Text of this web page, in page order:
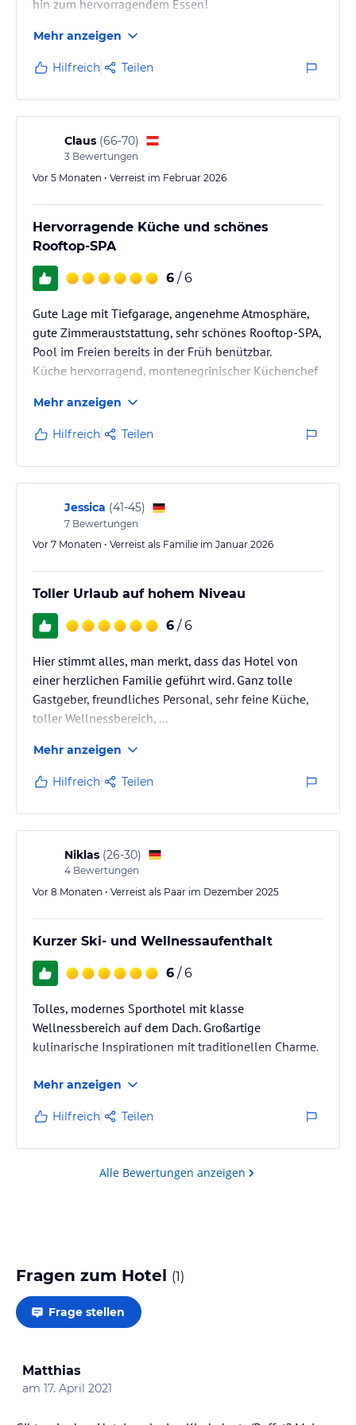
hin zum hervorragendem Essen!
genug. Ich habe keinen Lärm vernommen.
Die Atmosphäre im Hotel war insgesamt sehr ruhig
und gediegen, ich fand es super. Da merkt man noch,
dass 4 Sterne etwas ausstrahlen können und sich
auch das Publikum angemessen verhält.
Mehr anzeigen
Hilfreich Teilen
Claus (66-70)
3 Bewertungen
Vor 5 Monaten • Verreist im Februar 2026
Hervorragende Küche und schönes
Rooftop-SPA
6 / 6
Gute Lage mit Tiefgarage, angenehme Atmosphäre,
gute Zimmerauststattung, sehr schönes Rooftop-SPA,
Pool im Freien bereits in der Früh benützbar.
Küche hervorragend, montenegrinischer Küchenchef
Mehr anzeigen
Hilfreich Teilen
Jessica (41-45)
7 Bewertungen
Vor 7 Monaten • Verreist als Familie im Januar 2026
Toller Urlaub auf hohem Niveau
6 / 6
Hier stimmt alles, man merkt, dass das Hotel von
einer herzlichen Familie geführt wird. Ganz tolle
Gastgeber, freundliches Personal, sehr feine Küche,
toller Wellnessbereich, ...
Mehr anzeigen
Hilfreich Teilen
Niklas (26-30)
4 Bewertungen
Vor 8 Monaten • Verreist als Paar im Dezember 2025
Kurzer Ski- und Wellnessaufenthalt
6 / 6
Tolles, modernes Sporthotel mit klasse
Wellnessbereich auf dem Dach. Großartige
kulinarische Inspirationen mit traditionellen Charme.
Mehr anzeigen
Hilfreich Teilen
Alle Bewertungen anzeigen
Fragen zum Hotel (1)
Frage stellen
Matthias
am 17. April 2021